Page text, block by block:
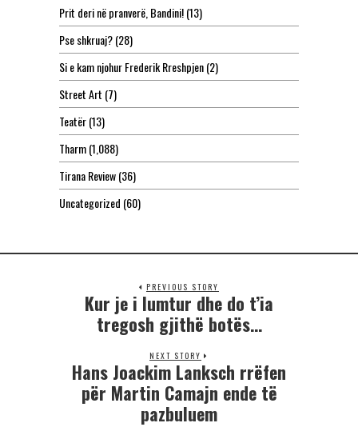
Prit deri në pranverë, Bandini!(13)
Pse shkruaj?(28)
Si e kam njohur Frederik Rreshpjen(2)
Street Art (7)
Teatër(13)
Tharm(1,088)
Tirana Review(36)
Uncategorized (60)
PREVIOUS STORY
Kur je i lumtur dhe do t’ia
tregosh gjithë botës…
NEXT STORY
Hans Joackim Lanksch rrëfen
për Martin Camajn ende të
pazbuluem